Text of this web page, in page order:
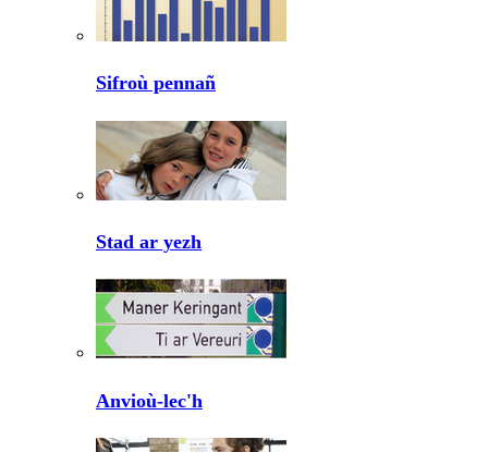
Sifroù pennañ
Stad ar yezh
Anvioù-lec'h